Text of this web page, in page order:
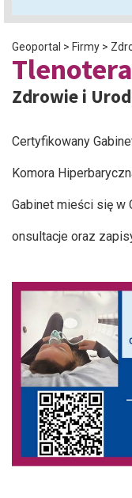
Geoportal > Firmy >
Zdrowie i
Certyfikowany
Komora
Gabinet mieści się w
onsultacje oraz